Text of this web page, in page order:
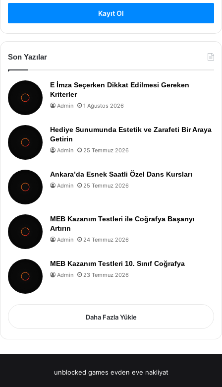
Kayıt Ol
Son Yazılar
E İmza Seçerken Dikkat Edilmesi Gereken
Kriterler
Admin 1 Ağustos 2026
Hediye Sunumunda Estetik ve Zarafeti Bir Araya
Getirin
Admin 25 Temmuz 2026
Ankara’da Esnek Saatli Özel Dans Kursları
Admin 25 Temmuz 2026
MEB Kazanım Testleri ile Coğrafya Başarıyı
Artırın
Admin 24 Temmuz 2026
MEB Kazanım Testleri 10. Sınıf Coğrafya
Admin 23 Temmuz 2026
Daha Fazla Yükle
unblocked games evden eve nakliyat